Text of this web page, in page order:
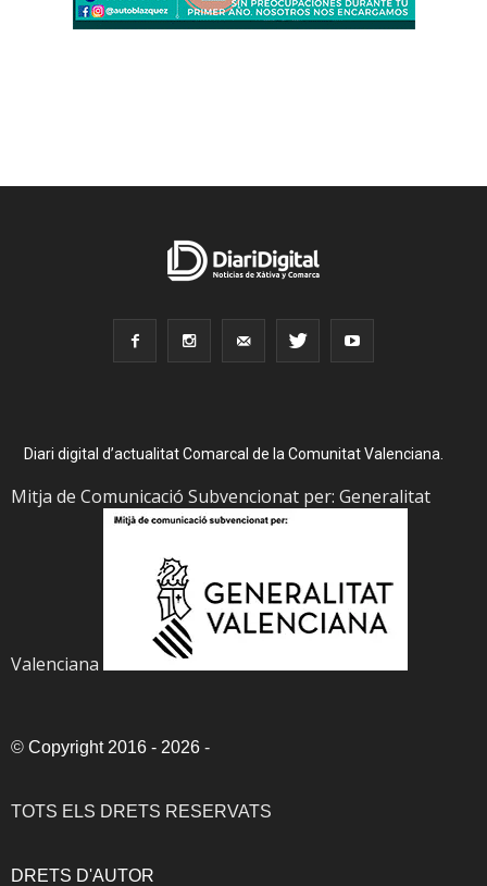
Diari digital d’actualitat Comarcal de la Comunitat Valenciana.
Mitja de Comunicació Subvencionat per: Generalitat
Valenciana
© Copyright 2016 - 2026 -
TOTS ELS DRETS RESERVATS
DRETS D'AUTOR